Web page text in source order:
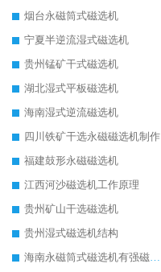
烟台永磁筒式磁选机
宁夏半逆流湿式磁选机
贵州锰矿干式磁选机
湖北湿式平板磁选机
海南湿式逆流磁选机
四川铁矿干选永磁磁选机制作
福建鼓形永磁磁选机
江西河沙磁选机工作原理
贵州矿山干选磁选机
贵州湿式磁选机结构
海南永磁筒式磁选机有强磁的吗